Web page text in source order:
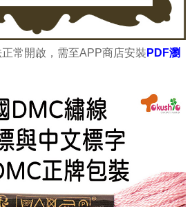
常開啟，需至APP商店安裝 PDF瀏